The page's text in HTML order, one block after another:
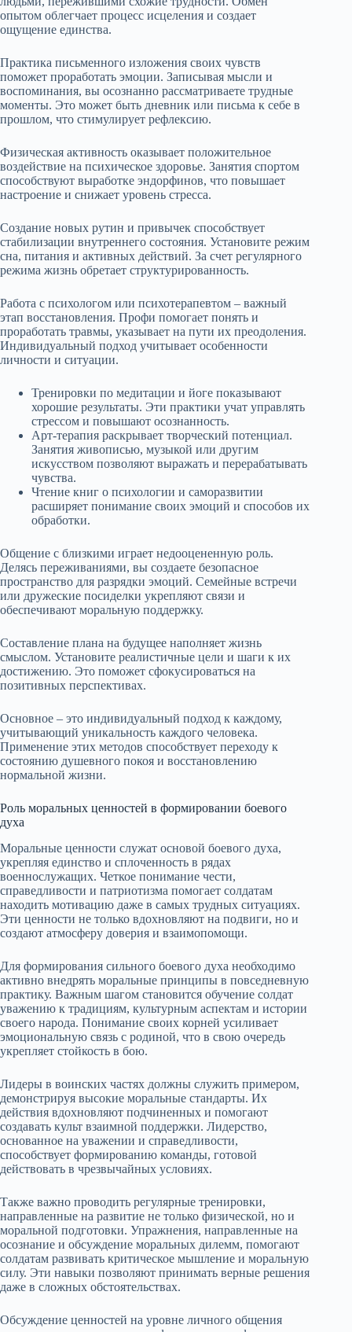
опытом облегчает процесс исцеления и создает
ощущение единства.
Практика письменного изложения своих чувств
поможет проработать эмоции. Записывая мысли и
воспоминания, вы осознанно рассматриваете трудные
моменты. Это может быть дневник или письма к себе в
прошлом, что стимулирует рефлексию.
Физическая активность оказывает положительное
воздействие на психическое здоровье. Занятия спортом
способствуют выработке эндорфинов, что повышает
настроение и снижает уровень стресса.
Создание новых рутин и привычек способствует
стабилизации внутреннего состояния. Установите режим
сна, питания и активных действий. За счет регулярного
режима жизнь обретает структурированность.
Работа с психологом или психотерапевтом – важный
этап восстановления. Профи помогает понять и
проработать травмы, указывает на пути их преодоления.
Индивидуальный подход учитывает особенности
личности и ситуации.
Тренировки по медитации и йоге показывают
хорошие результаты. Эти практики учат управлять
стрессом и повышают осознанность.
Арт-терапия раскрывает творческий потенциал.
Занятия живописью, музыкой или другим
искусством позволяют выражать и перерабатывать
чувства.
Чтение книг о психологии и саморазвитии
расширяет понимание своих эмоций и способов их
обработки.
Общение с близкими играет недооцененную роль.
Делясь переживаниями, вы создаете безопасное
пространство для разрядки эмоций. Семейные встречи
или дружеские посиделки укрепляют связи и
обеспечивают моральную поддержку.
Составление плана на будущее наполняет жизнь
смыслом. Установите реалистичные цели и шаги к их
достижению. Это поможет сфокусироваться на
позитивных перспективах.
Основное – это индивидуальный подход к каждому,
учитывающий уникальность каждого человека.
Применение этих методов способствует переходу к
состоянию душевного покоя и восстановлению
нормальной жизни.
Роль моральных ценностей в формировании боевого
духа
Моральные ценности служат основой боевого духа,
укрепляя единство и сплоченность в рядах
военнослужащих. Четкое понимание чести,
справедливости и патриотизма помогает солдатам
находить мотивацию даже в самых трудных ситуациях.
Эти ценности не только вдохновляют на подвиги, но и
создают атмосферу доверия и взаимопомощи.
Для формирования сильного боевого духа необходимо
активно внедрять моральные принципы в повседневную
практику. Важным шагом становится обучение солдат
уважению к традициям, культурным аспектам и истории
своего народа. Понимание своих корней усиливает
эмоциональную связь с родиной, что в свою очередь
укрепляет стойкость в бою.
Лидеры в воинских частях должны служить примером,
демонстрируя высокие моральные стандарты. Их
действия вдохновляют подчиненных и помогают
создавать культ взаимной поддержки. Лидерство,
основанное на уважении и справедливости,
способствует формированию команды, готовой
действовать в чрезвычайных условиях.
Также важно проводить регулярные тренировки,
направленные на развитие не только физической, но и
моральной подготовки. Упражнения, направленные на
осознание и обсуждение моральных дилемм, помогают
солдатам развивать критическое мышление и моральную
силу. Эти навыки позволяют принимать верные решения
даже в сложных обстоятельствах.
Обсуждение ценностей на уровне личного общения